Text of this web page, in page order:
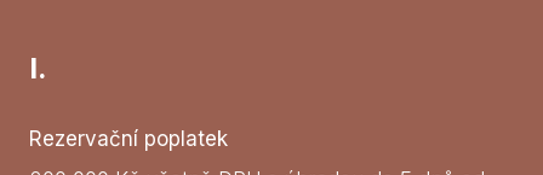
I.
Rezervační poplatek